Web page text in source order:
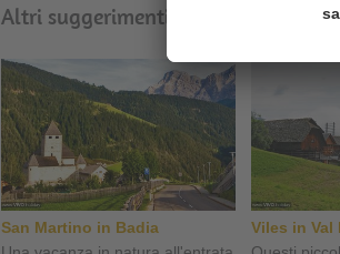
Altri suggerimenti che possono
San Martino in Badia
Viles in Val